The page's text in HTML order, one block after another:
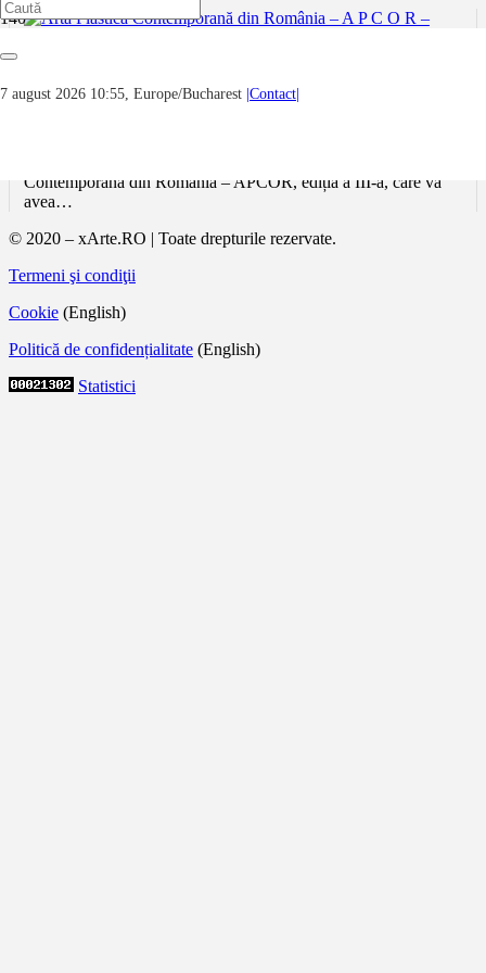
7 august 2026 10:55, Europe/Bucharest |Contact|
Artă Plastică Contemporană din România –
A P C O R – ediția a III-a – 2022
Contemporană din România – APCOR, ediția a III-a, care va
avea…
© 2020 – xArte.RO | Toate drepturile rezervate.
Termeni şi condiţii
Cookie (English)
Politică de confidențialitate (English)
Statistici